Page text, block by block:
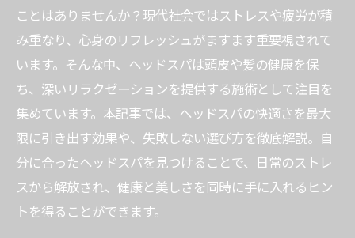
ことはありませんか？現代社会ではストレスや疲労が積
み重なり、心身のリフレッシュがますます重要視されて
います。そんな中、ヘッドスパは頭皮や髪の健康を保
ち、深いリラクゼーションを提供する施術として注目を
集めています。本記事では、ヘッドスパの快適さを最大
限に引き出す効果や、失敗しない選び方を徹底解説。自
分に合ったヘッドスパを見つけることで、日常のストレ
スから解放され、健康と美しさを同時に手に入れるヒン
トを得ることができます。